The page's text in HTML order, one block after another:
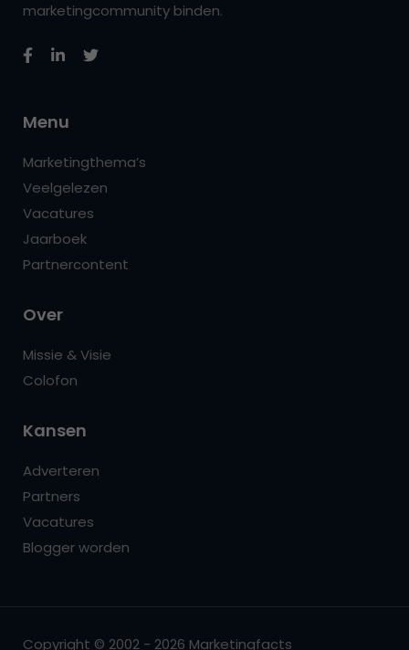
marketingcommunity binden.
Menu
Marketingthema’s
Veelgelezen
Vacatures
Jaarboek
Partnercontent
Over
Missie & Visie
Colofon
Kansen
Adverteren
Partners
Vacatures
Blogger worden
Copyright © 2002 - 2026 Marketingfacts